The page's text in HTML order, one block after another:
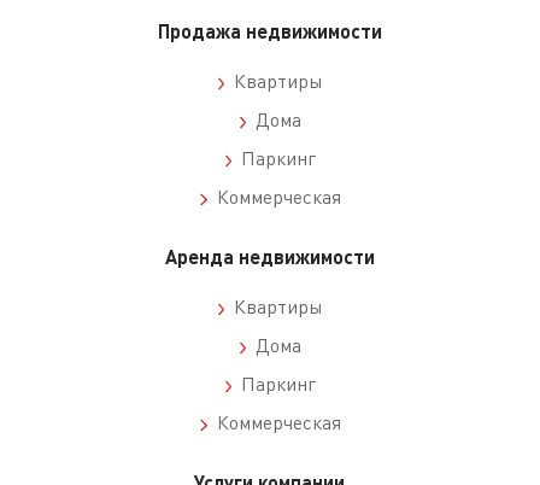
Продажа недвижимости
Квартиры
Дома
Паркинг
Коммерческая
Аренда недвижимости
Квартиры
Дома
Паркинг
Коммерческая